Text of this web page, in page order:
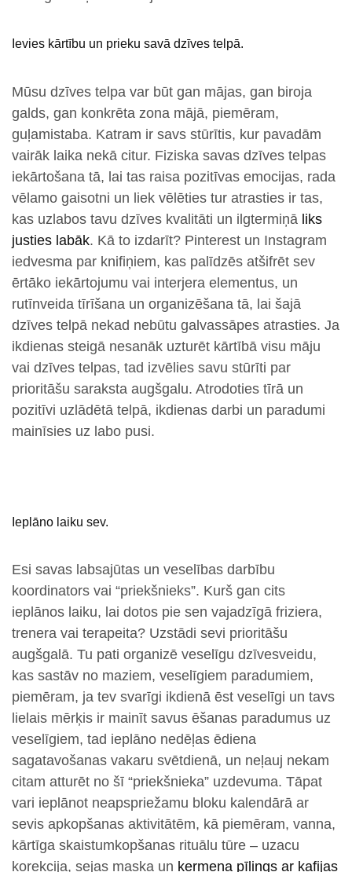
Ievies kārtību un prieku savā dzīves telpā.
Mūsu dzīves telpa var būt gan mājas, gan biroja
galds, gan konkrēta zona mājā, piemēram,
guļamistaba. Katram ir savs stūrītis, kur pavadām
vairāk laika nekā citur. Fiziska savas dzīves telpas
iekārtošana tā, lai tas raisa pozitīvas emocijas, rada
vēlamo gaisotni un liek vēlēties tur atrasties ir tas,
kas uzlabos tavu dzīves kvalitāti un ilgtermiņā liks
justies labāk. Kā to izdarīt? Pinterest un Instagram
iedvesma par knifiņiem, kas palīdzēs atšifrēt sev
ērtāko iekārtojumu vai interjera elementus, un
rutīnveida tīrīšana un organizēšana tā, lai šajā
dzīves telpā nekad nebūtu galvassāpes atrasties. Ja
ikdienas steigā nesanāk uzturēt kārtībā visu māju
vai dzīves telpas, tad izvēlies savu stūrīti par
prioritāšu saraksta augšgalu. Atrodoties tīrā un
pozitīvi uzlādētā telpā, ikdienas darbi un paradumi
mainīsies uz labo pusi.
Ieplāno laiku sev.
Esi savas labsajūtas un veselības darbību
koordinators vai “priekšnieks”. Kurš gan cits
ieplānos laiku, lai dotos pie sen vajadzīgā friziera,
trenera vai terapeita? Uzstādi sevi prioritāšu
augšgalā. Tu pati organizē veselīgu dzīvesveidu,
kas sastāv no maziem, veselīgiem paradumiem,
piemēram, ja tev svarīgi ikdienā ēst veselīgi un tavs
lielais mērķis ir mainīt savus ēšanas paradumus uz
veselīgiem, tad ieplāno nedēļas ēdiena
sagatavošanas vakaru svētdienā, un neļauj nekam
citam atturēt no šī “priekšnieka” uzdevuma. Tāpat
vari ieplānot neapspriežamu bloku kalendārā ar
sevis apkopšanas aktivitātēm, kā piemēram, vanna,
kārtīga skaistumkopšanas rituālu tūre – uzacu
korekcija, sejas maska un ķermeņa pīlings ar kafijas